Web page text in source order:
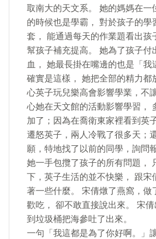
取南大的天文系。 她的媽媽在一
的時候也是學霸， 對於孩子的學
套， 能通過每天的作業題看出孩
幫孩子補充提高。 她為了孩子付
血， 她最長掛在嘴邊的也是「我
確實是這樣， 她把全部的精力都
心英子玩兒樂高會影響學業，不
心她在天文館的活動影響學習，
加了；因為在喬衛東家裡看到英
遷怒英子，兩人冷戰了很多天；
願，特地找了以前的同學，詢問
她一手包攬了孩子的所有問題，
下，英子生活的並不快樂， 跟宋
著一些什麼。 宋倩燉了燕窩，做
歡吃， 卻不敢直接說出來。 宋
到垃圾桶把海參吐了出來。
一句「我這都是為了你好啊。」